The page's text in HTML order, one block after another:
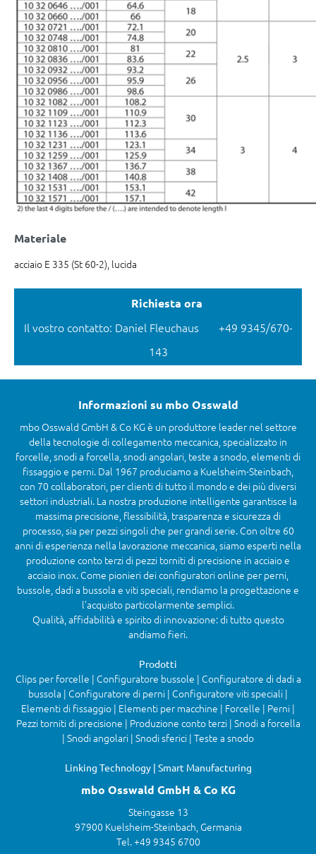
Materiale
acciaio E 335 (St 60-2), lucida
Richiesta ora
Il vostro contatto: Daniel Fleuchaus
+49 9345/670-
143
Informazioni su mbo Osswald
mbo Osswald GmbH & Co KG è un produttore leader nel settore
della tecnologie di collegamento meccanica, specializzato in
forcelle, snodi a forcella, snodi angolari, teste a snodo, elementi di
fissaggio e perni. Dal 1967 produciamo a Kuelsheim-Steinbach,
con 70 collaboratori, per clienti di tutto il mondo e dei più diversi
settori industriali. La nostra produzione intelligente garantisce la
massima precisione, flessibilità, trasparenza e sicurezza di
processo, sia per pezzi singoli che per grandi serie. Con oltre 60
anni di esperienza nella lavorazione meccanica, siamo esperti nella
produzione conto terzi di pezzi torniti di precisione in acciaio e
acciaio inox. Come pionieri dei configuratori online per perni,
bussole, dadi a bussola e viti speciali, rendiamo la progettazione e
l’acquisto particolarmente semplici.
Qualità, affidabilità e spirito di innovazione: di tutto questo
andiamo fieri.
Prodotti
Clips per forcelle | Configuratore bussole | Configuratore di dadi a
bussola | Configuratore di perni | Configuratore viti speciali |
Elementi di fissaggio | Elementi per macchine | Forcelle | Perni |
Pezzi torniti di precisione | Produzione conto terzi | Snodi a forcella
| Snodi angolari | Snodi sferici | Teste a snodo
Linking Technology | Smart Manufacturing
mbo Osswald GmbH & Co KG
Steingasse 13
97900 Kuelsheim-Steinbach, Germania
Tel. +49 9345 6700